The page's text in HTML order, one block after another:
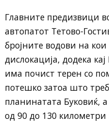
Главните предизвици
автопатот Тетово-
бројните водови на
дислокација, додека
има почист терен со
потешко затоа што
планинатата Буковиќ,
од 90 до 130 километри